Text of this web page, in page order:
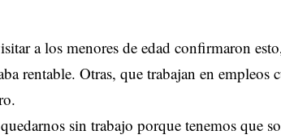
a los menores de edad confirmaron
rentable. Otras, que trabajan en empleos
sin trabajo porque tenemos que